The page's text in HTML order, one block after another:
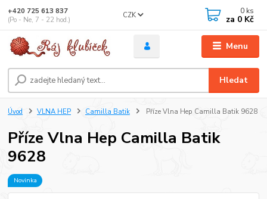
Menu
CZK
Hledat
+420 725 613 837
(Po - Ne, 7 - 22 hod.)
0 ks
za 0 Kč
Úvod VLNA HEP Camilla Batik Příze Vlna Hep Camilla Batik 9628
Příze Vlna Hep Camilla Batik
9628
Novinka